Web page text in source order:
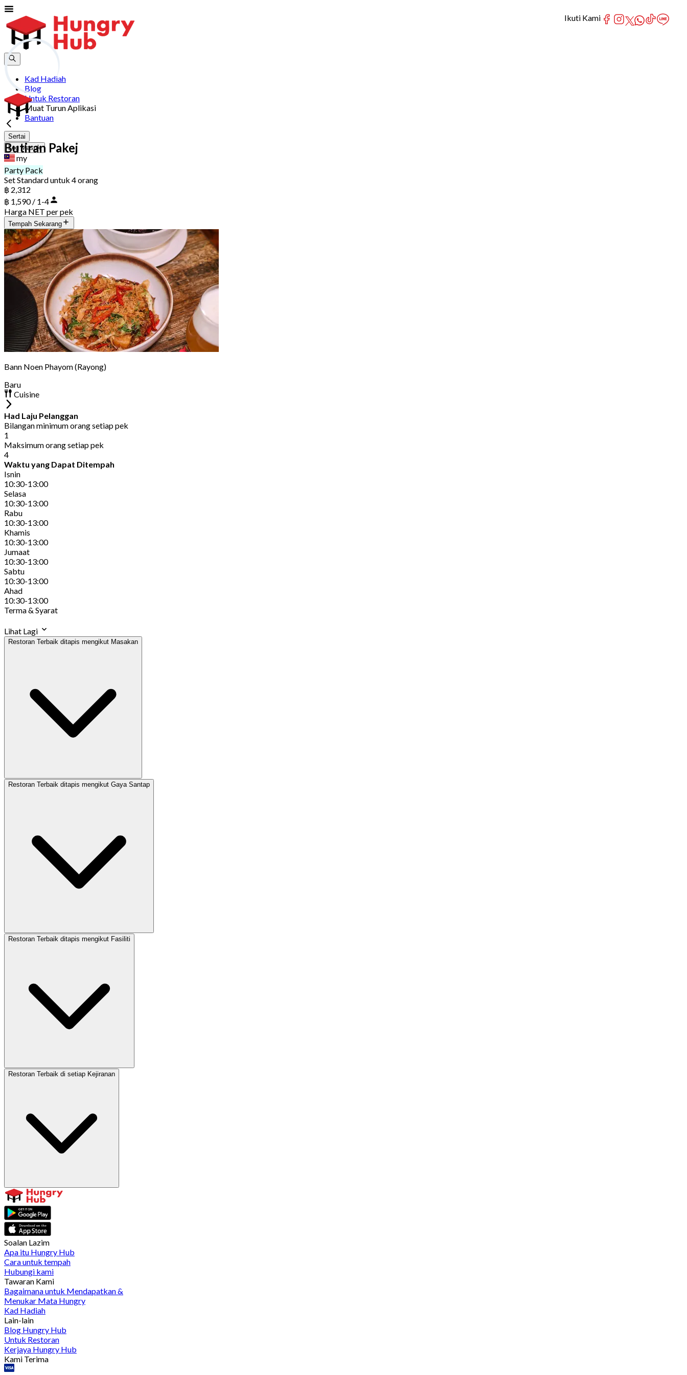
Kad Hadiah
Blog
Untuk Restoran
Muat Turun Aplikasi
Bantuan
Sertai
Log Masuk
my
Butiran Pakej
Party Pack
Set Standard untuk 4 orang
฿ 2,312
฿ 1,590 / 1-4
Harga NET per pek
Tempah Sekarang
Bann Noen Phayom (Rayong)
Baru
Cuisine
Had Laju Pelanggan
Bilangan minimum orang setiap pek
1
Maksimum orang setiap pek
4
Waktu yang Dapat Ditempah
Isnin
10:30-13:00
Selasa
10:30-13:00
Rabu
10:30-13:00
Khamis
10:30-13:00
Jumaat
10:30-13:00
Sabtu
10:30-13:00
Ahad
10:30-13:00
Terma & Syarat
Lihat Lagi
Restoran Terbaik ditapis mengikut Masakan
Restoran Terbaik ditapis mengikut Gaya Santap
Restoran Terbaik ditapis mengikut Fasiliti
Restoran Terbaik di setiap Kejiranan
Soalan Lazim
Apa itu Hungry Hub
Cara untuk tempah
Hubungi kami
Tawaran Kami
Bagaimana untuk Mendapatkan &
Menukar Mata Hungry
Kad Hadiah
Lain-lain
Blog Hungry Hub
Untuk Restoran
Kerjaya Hungry Hub
Kami Terima
Ikuti Kami